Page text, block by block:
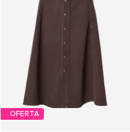
OFERTA